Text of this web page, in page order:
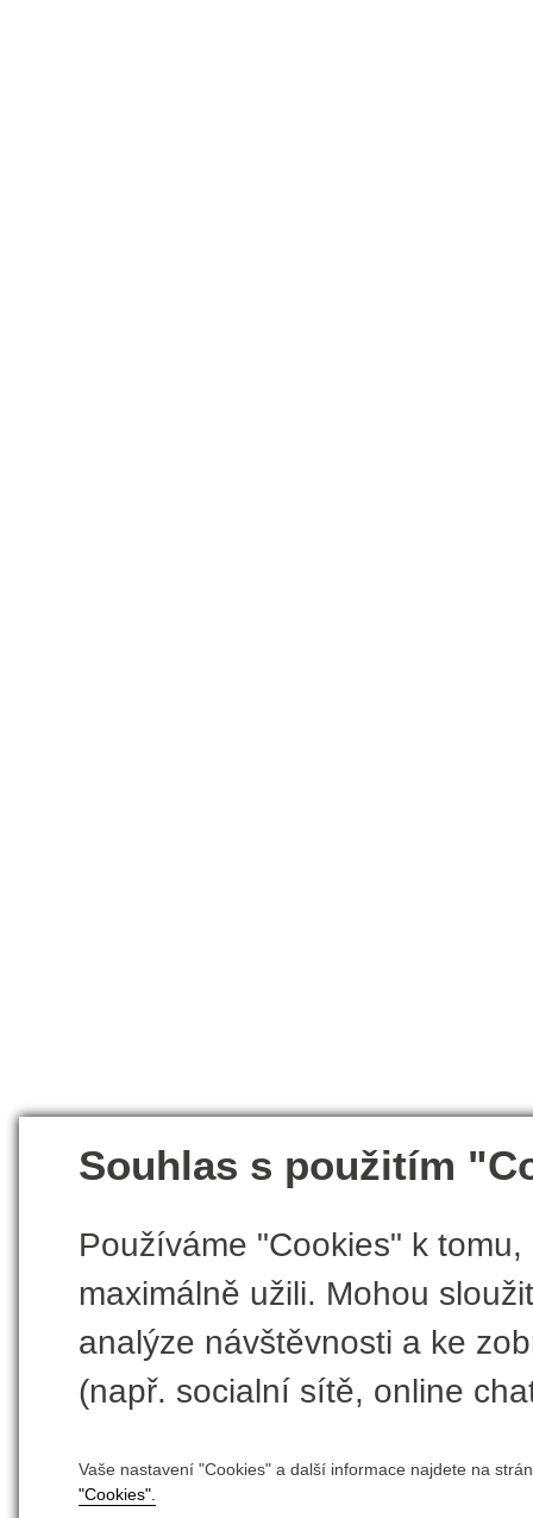
Souhlas s použitím
Používáme "Cookies" k
maximálně užili. Mohou
analýze návštěvnosti a ke
(např. socialní sítě, online
Vaše nastavení "Cookies" a další informace najdete na
"Cookies".